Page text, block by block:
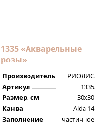
1335 «Акварельные
розы»
Производитель
РИОЛИС
Артикул
1335
Размер, см
30х30
Канва
Aida 14
Заполнение
частичное